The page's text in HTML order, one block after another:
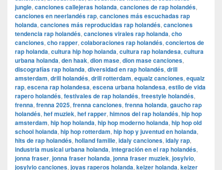
jungle, canciones callejeras holanda, canciones de rap holandés,
canciones en neerlandés rap, canciones más escuchadas rap
holanda, canciones más reproducidas rap holandés, canciones
tendencia rap holandés, canciones virales rap holanda, cho
canciones, cho rapper, colaboraciones rap holandés, conciertos de
rap holanda, cultura hip hop holanda, cultura rap holandesa, cultura
urbana holanda, den haak, dion mase, dion mase canciones,
discografías rap holanda, diversidad en rap holandés, drill
amsterdam, drill holandés, drill rotterdam, equalz canciones, equalz
rap, escena rap holandesa, escena urbana holandesa, estilo de vida
rapero holandés, festivales de rap holandés, freestyle holandés,
frenna, frenna 2025, frenna canciones, frenna holanda, gaucho rap
holandés, hef muziek, hef rapper, himnos del rap holandés, hip hop
amsterdam, hip hop holanda, hip hop moderno holanda, hip hop old
school holanda, hip hop rotterdam, hip hop y juventud en holanda,
hits de rap holandés, holland familie, idaly canciones, idaly rap,
industria musical urbana holanda, integración en el rap holandés,
jonna fraser, jonna fraser holanda, jonna fraser muziek, josylvio,
josylvio canciones, joyas raperos holanda, keizer holanda, keizer